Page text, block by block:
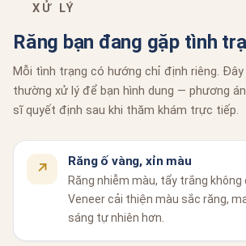
XỬ LÝ
Răng bạn đang gặp tình
Mỗi tình trạng có hướng chỉ định riêng.
thường xử lý để bạn hình dung — phương
sĩ quyết định sau khi thăm khám trực tiếp.
↗ Răng ố vàng, xỉn màu
Răng nhiễm màu, tẩy trắng không
Veneer cải thiện màu sắc răng,
sáng tự nhiên hơn.